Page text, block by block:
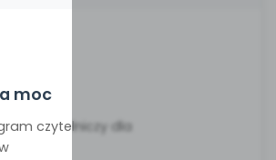
moc
czytelniczy dla